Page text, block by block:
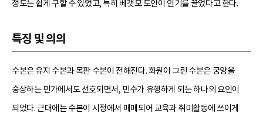
정도는 쉽게 구할 수 있었고, 특히 베갯모 도안이 인기를 끌었다고 한다.
특징 및 의의
수본은 유지 수본과 목판 수본이 전해진다. 화원이 그린 수본은 궁양을
숭상하는 민가에서도 선호되면서, 민수가 유행하게 되는 하나의 요인이
되었다. 근대에는 수본이 시정에서 매매되어 교육과 취미활동에 쓰이게